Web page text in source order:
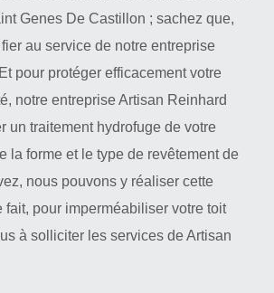
Genes De Castillon ; sachez que,
au service de notre entreprise
pour protéger efficacement votre
notre entreprise Artisan Reinhard
un traitement hydrofuge de votre
la forme et le type de revêtement de
nous pouvons y réaliser cette
fait, pour imperméabiliser votre toit
à solliciter les services de Artisan